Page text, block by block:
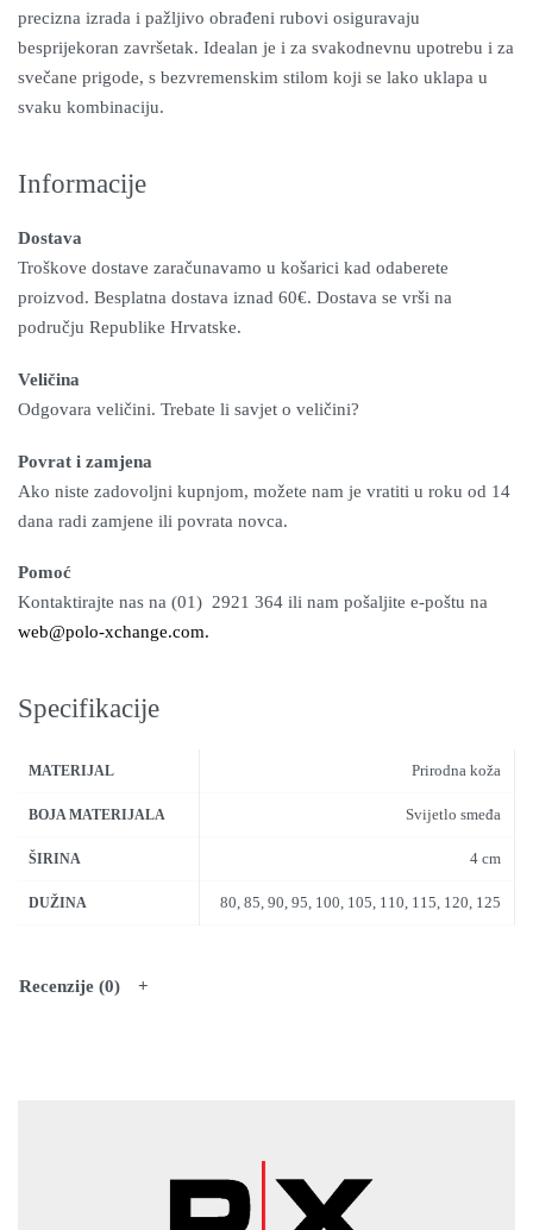
precizna izrada i pažljivo obrađeni rubovi osiguravaju
besprijekoran završetak. Idealan je i za svakodnevnu upotrebu i za
svečane prigode, s bezvremenskim stilom koji se lako uklapa u
svaku kombinaciju.
Informacije
Dostava
Troškove dostave zaračunavamo u košarici kad odaberete
proizvod. Besplatna dostava iznad 60€. Dostava se vrši na
području Republike Hrvatske.
Veličina
Odgovara veličini. Trebate li savjet o veličini?
Povrat i zamjena
Ako niste zadovoljni kupnjom, možete nam je vratiti u roku od 14
dana radi zamjene ili povrata novca.
Pomoć
Kontaktirajte nas na (01) 2921 364 ili nam pošaljite e-poštu na
web@polo-xchange.com.
Specifikacije
MATERIJAL Prirodna koža
BOJA MATERIJALA Svijetlo smeđa
ŠIRINA 4 cm
DUŽINA 80, 85, 90, 95, 100, 105, 110, 115, 120, 125
Recenzije (0)